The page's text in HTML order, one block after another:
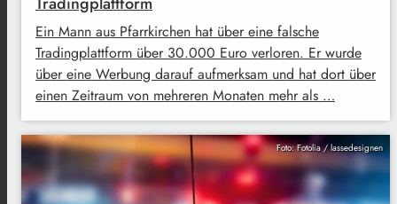
Ein Mann aus Pfarrkirchen hat über eine falsche
Tradingplattform über 30.000 Euro verloren. Er wurde
über eine Werbung darauf aufmerksam und hat dort über
einen Zeitraum von mehreren Monaten mehr als …
Foto: Fotolia / lassedesignen